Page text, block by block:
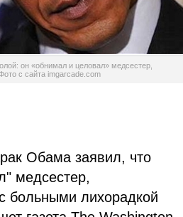
он «обнимал и целовал» медсестер,
с сайта imgarcade.com
Обама заявил, что
медсестер,
больными лихорадкой